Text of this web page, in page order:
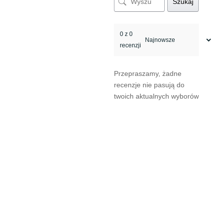
0 z 0
recenzji
Przepraszamy, żadne
recenzje nie pasują do
twoich aktualnych wyborów